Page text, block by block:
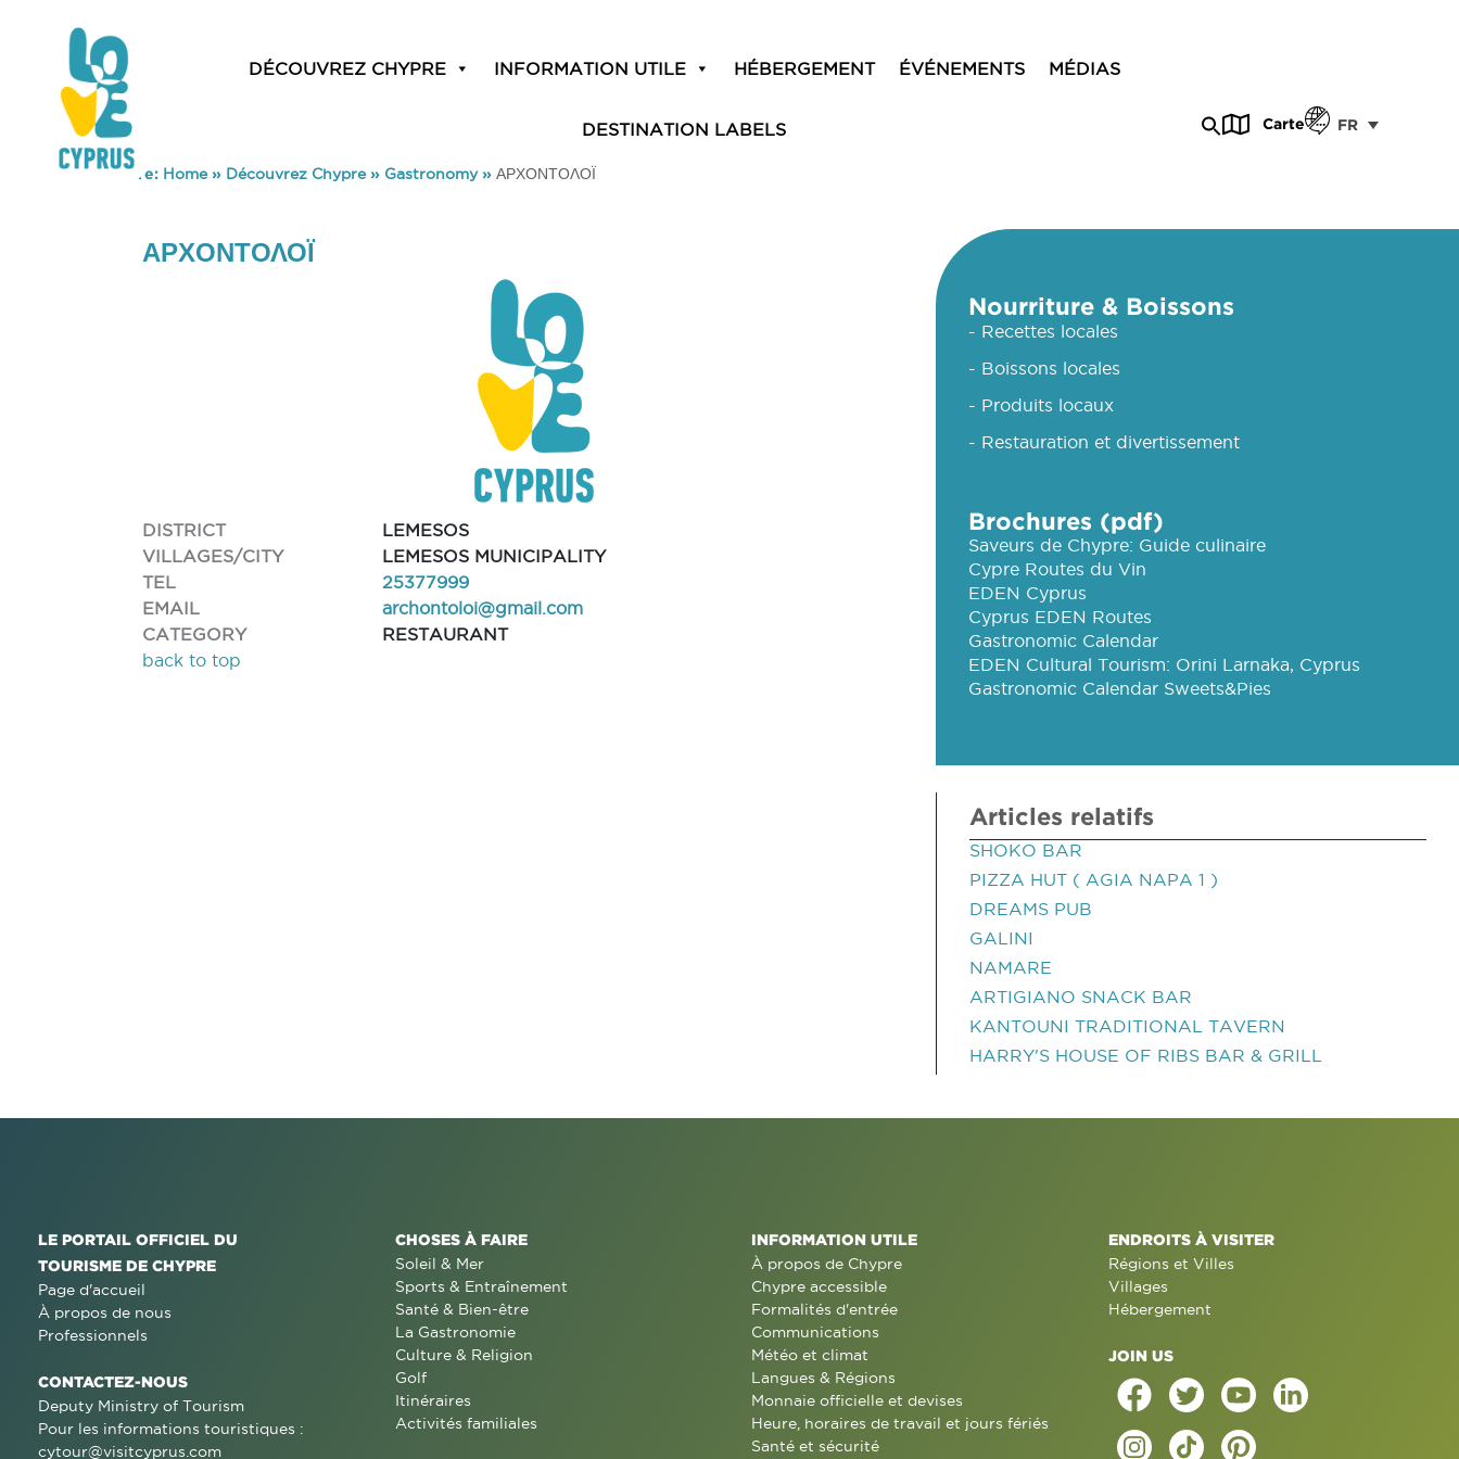
DÉCOUVREZ CHYPRE INFORMATION UTILE HÉBERGEMENT ÉVÉNEMENTS MÉDIAS
DESTINATION LABELS Carte FR
You are here: Home» Découvrez Chypre» Gastronomy» ΑΡΧΟΝΤΟΛΟΪ
ΑΡΧΟΝΤΟΛΟΪ
DISTRICT
LEMESOS
VILLAGES/CITY
LEMESOS MUNICIPALITY
TEL
25377999
EMAIL
archontoloi@gmail.com
CATEGORY
RESTAURANT
back to top
Nourriture & Boissons
- Recettes locales
- Boissons locales
- Produits locaux
- Restauration et divertissement
Brochures (pdf)
Saveurs de Chypre: Guide culinaire
Cypre Routes du Vin
EDEN Cyprus
Cyprus EDEN Routes
Gastronomic Calendar
EDEN Cultural Tourism: Orini Larnaka, Cyprus
Gastronomic Calendar Sweets&Pies
Articles relatifs
SHOKO BAR
PIZZA HUT ( AGIA NAPA 1 )
DREAMS PUB
GALINI
NAMARE
ARTIGIANO SNACK BAR
KANTOUNI TRADITIONAL TAVERN
HARRY'S HOUSE OF RIBS BAR & GRILL
LE PORTAIL OFFICIEL DU
TOURISME DE CHYPRE
Page d'accueil
À propos de nous
Professionnels
CONTACTEZ-NOUS
Deputy Ministry of Tourism
Pour les informations touristiques :
cytour@visitcyprus.com
CHOSES À FAIRE
Soleil & Mer
Sports & Entraînement
Santé & Bien-être
La Gastronomie
Culture & Religion
Golf
Itinéraires
Activités familiales
INFORMATION UTILE
À propos de Chypre
Chypre accessible
Formalités d'entrée
Communications
Météo et climat
Langues & Régions
Monnaie officielle et devises
Heure, horaires de travail et jours fériés
Santé et sécurité
ENDROITS À VISITER
Régions et Villes
Villages
Hébergement
JOIN US